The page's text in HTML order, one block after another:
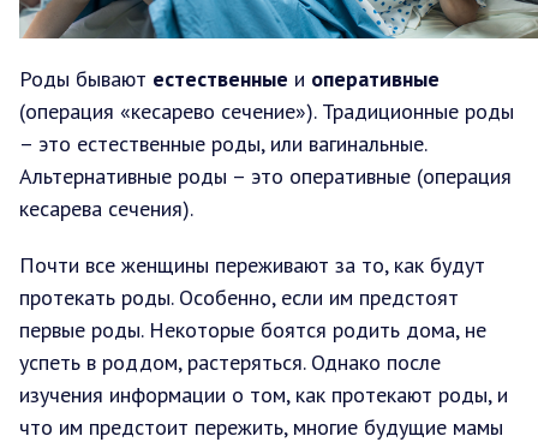
Роды бывают естественные и оперативные
(операция «кесарево сечение»). Традиционные роды
– это естественные роды, или вагинальные.
Альтернативные роды – это оперативные (операция
кесарева сечения).
Почти все женщины переживают за то, как будут
протекать роды. Особенно, если им предстоят
первые роды. Некоторые боятся родить дома, не
успеть в роддом, растеряться. Однако после
изучения информации о том, как протекают роды, и
что им предстоит пережить, многие будущие мамы